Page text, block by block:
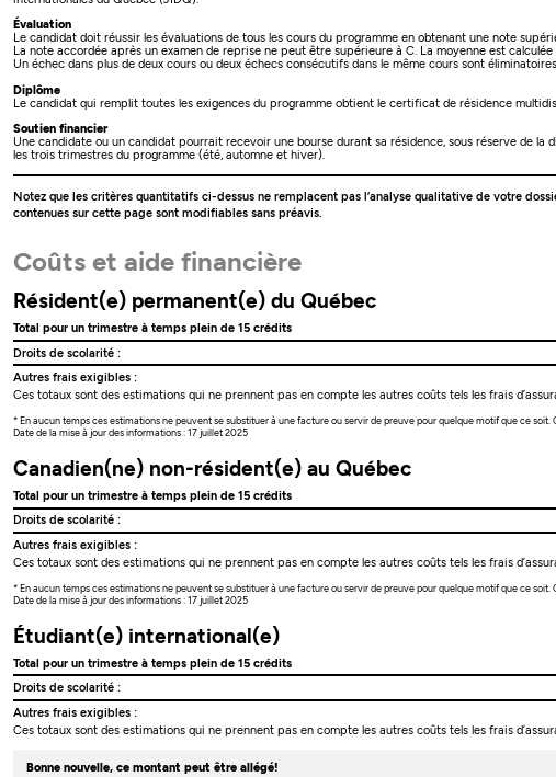
Évaluation
Le candidat doit réussir les évaluations de tous les cours du programme en obtenant une note
La note accordée après un examen de reprise ne peut être supérieure à C. La moyenne est
Un échec dans plus de deux cours ou deux échecs consécutifs dans le même cours sont
Diplôme
Le candidat qui remplit toutes les exigences du programme obtient le certificat de résidence
Soutien financier
Une candidate ou un candidat pourrait recevoir une bourse durant sa résidence, sous réserve de
les trois trimestres du programme (été, automne et hiver).
Notez que les critères quantitatifs ci-dessus ne remplacent pas l’analyse qualitative de votre
contenues sur cette page sont modifiables sans préavis.
Coûts et aide financière
Résident(e) permanent(e) du Québec
Total pour un trimestre à temps plein de 15 crédits
Droits de scolarité :
Autres frais exigibles :
Ces totaux sont des estimations qui ne prennent pas en compte les autres coûts tels les frais
* En aucun temps ces estimations ne peuvent se substituer à une facture ou servir de preuve pour quelque motif que ce
Date de la mise à jour des informations : 17 juillet 2025
Canadien(ne) non-résident(e) au Québec
Total pour un trimestre à temps plein de 15 crédits
Droits de scolarité :
Autres frais exigibles :
Ces totaux sont des estimations qui ne prennent pas en compte les autres coûts tels les frais
* En aucun temps ces estimations ne peuvent se substituer à une facture ou servir de preuve pour quelque motif que ce
Date de la mise à jour des informations : 17 juillet 2025
Étudiant(e) international(e)
Total pour un trimestre à temps plein de 15 crédits
Droits de scolarité :
Autres frais exigibles :
Ces totaux sont des estimations qui ne prennent pas en compte les autres coûts tels les frais
Bonne nouvelle, ce montant peut être allégé!